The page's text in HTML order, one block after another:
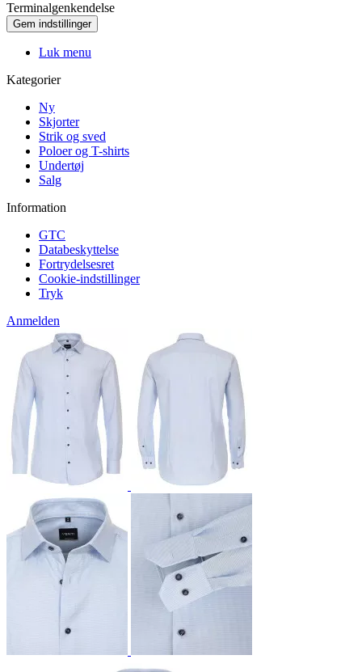
Terminalgenkendelse
Luk menu
Kategorier
Ny
Skjorter
Strik og sved
Poloer og T-shirts
Undertøj
Salg
Information
GTC
Databeskyttelse
Fortrydelsesret
Cookie-indstillinger
Tryk
Anmelden